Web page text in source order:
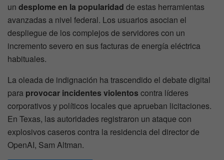
un desplome en la popularidad de estas herramientas
avanzadas a nivel federal. Los usuarios asocian el
despliegue de los complejos de servidores con un
incremento severo en sus facturas de energía eléctrica
habituales.
La oleada de indignación ha trascendido el debate digital
para provocar incidentes violentos contra líderes
corporativos y políticos locales que aprueban licitaciones.
En Texas, las autoridades registraron un ataque con
explosivos caseros contra la residencia del director de
OpenAI, Sam Altman.